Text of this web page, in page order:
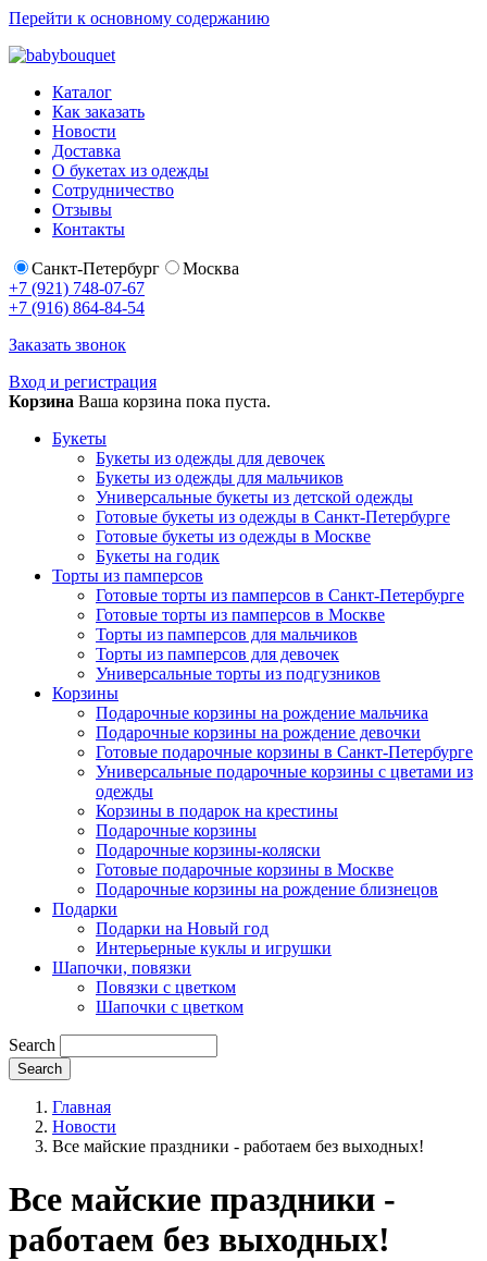
Перейти к основному содержанию
Каталог
Как заказать
Новости
Доставка
О букетах из одежды
Сотрудничество
Отзывы
Контакты
Санкт-Петербург
Москва
+7 (921) 748-07-67
+7 (916) 864-84-54
Заказать звонок
Вход и регистрация
Корзина Ваша корзина пока пуста.
Букеты
Букеты из одежды для девочек
Букеты из одежды для мальчиков
Универсальные букеты из детской одежды
Готовые букеты из одежды в Санкт-Петербурге
Готовые букеты из одежды в Москве
Букеты на годик
Торты из памперсов
Готовые торты из памперсов в Санкт-Петербурге
Готовые торты из памперсов в Москве
Торты из памперсов для мальчиков
Торты из памперсов для девочек
Универсальные торты из подгузников
Корзины
Подарочные корзины на рождение мальчика
Подарочные корзины на рождение девочки
Готовые подарочные корзины в Санкт-Петербурге
Универсальные подарочные корзины с цветами из
одежды
Корзины в подарок на крестины
Подарочные корзины
Подарочные корзины-коляски
Готовые подарочные корзины в Москве
Подарочные корзины на рождение близнецов
Подарки
Подарки на Новый год
Интерьерные куклы и игрушки
Шапочки, повязки
Повязки с цветком
Шапочки с цветком
Search
Главная
Новости
Все майские праздники - работаем без выходных!
Все майские праздники -
работаем без выходных!